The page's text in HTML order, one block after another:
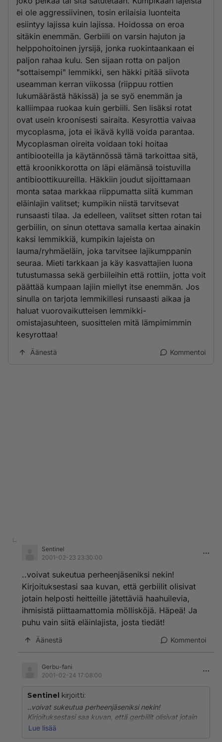
ei ole aggressiivinen, tosin erilaisia luonteita
esiintyy lajissa kuin lajissa. Hoidossa on eroa
sitäkin enemmän. Gerbiili on varsin hajuton ja
helppohoitoinen jyrsijä, jonka ruokintaankaan ei
paljon rahaa kulu. Sen sijaan rotta on paljon
"sottaisempi" lemmikki, sen häkki pitää siivota
useamman kerran viikossa (riippuu rottien
lukumäärästä häkissä) ja se syö enemmän ja
kalliimpaa ruokaa kuin gerbiili. Sen lisäksi rotat
ovat usein kroonisesti sairaita. Kesyrottia vaivaa
mycoplasma, jota ei ikävä kyllä voida parantaa.
Mycoplasman oireita voidaan toki hoitaa
antibiooteilla ja käytännössä tämä tarkoittaa sitä,
että kroonikkorotta on läpi elämänsä toistuvilla
antibioottikuureilla. Häkkiin joudut sijoittamaan
monta sataa markkaa riippumatta siitä kumman
eläinlajin valitset; kumpikin niistä tarvitsevat
runsaasti tilaa. Ja edelleen, valitset sitten rotan tai
gerbiilin, on sinun otettava samalla kertaa ainakin
kaksi lemmikkiä, kumpikin lajeista on
lauma/ryhmäeläin, joka tarvitsee lajikumppanin
seuraa. Mieti tarkkaan ja käy kasvattajien luona
tutustumassa sekä gerbiileihin että rottiin, jotta voit
päättää kumpaan lajiin miellyt itse enemmän. Jos
sinulla on tarjota lemmikillesi runsaasti aikaa ja
haluat vuorovaikutteisen lemmikki-
omistajasuhteen, suosittelen mitä lämpimimmin
kesyrottaa!
Äänestä Kommentoi
Sentinel
2001-02-23 23:30:00
..voivat sukeutua perheenjäseniksi nekin!
Kirjoituksestasi saa kuvan, että gerbiilit olisivat
jotain helposti heitteille jätettäviä haahuilevia,
ihmisistä piittaamattomia möllisköjä. Häpeä! Ja
puhu vain siitä eläinlajista, josta tiedät!
Äänestä Kommentoi
Gerbu-fani
2001-02-24 17:08:00
Sentinel kirjoitti:
..voivat sukeutua perheenjäseniksi nekin!
Kirjoituksestasi saa kuvan, että gerbiilit olisivat jotain
helposti heitteille jätettäviä haahuilevia, ihmisistä
Lue lisää